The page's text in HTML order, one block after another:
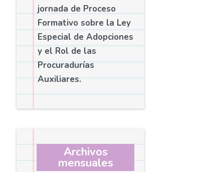
jornada de Proceso
Formativo sobre la Ley
Especial de Adopciones
y el Rol de las
Procuradurías
Auxiliares.
Archivos
mensuales